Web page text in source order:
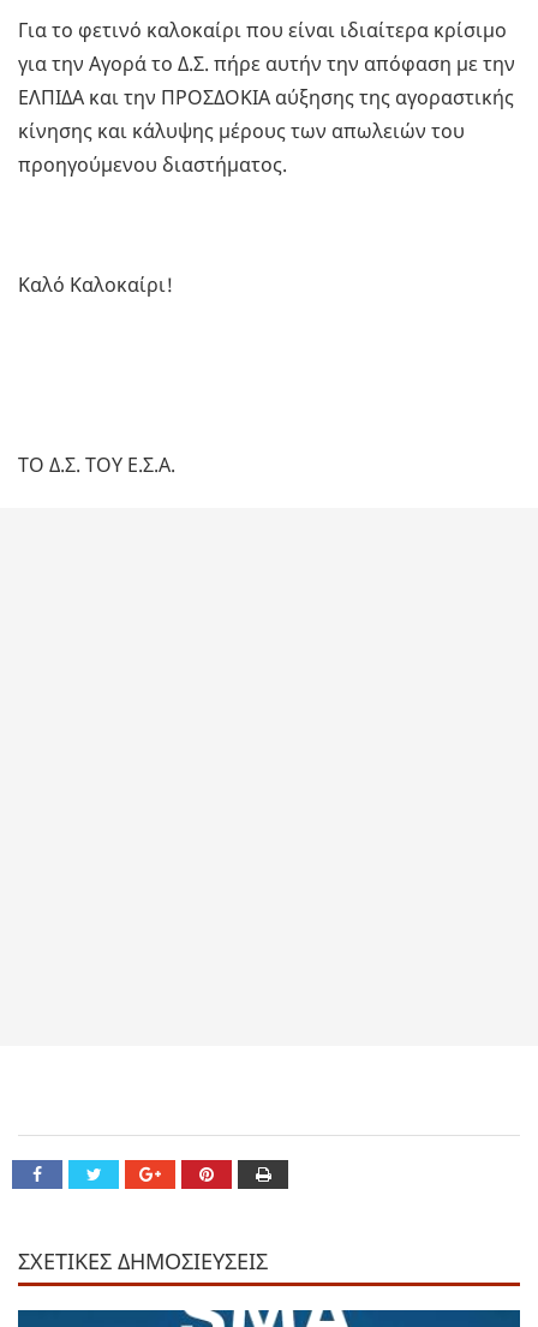
Για το φετινό καλοκαίρι που είναι ιδιαίτερα κρίσιμο
για την Αγορά το Δ.Σ. πήρε αυτήν την απόφαση με την
ΕΛΠΙΔΑ και την ΠΡΟΣΔΟΚΙΑ αύξησης της αγοραστικής
κίνησης και κάλυψης μέρους των απωλειών του
προηγούμενου διαστήματος.
Καλό Καλοκαίρι!
ΤΟ Δ.Σ. ΤΟΥ Ε.Σ.Α.
ΣΧΕΤΙΚΕΣ ΔΗΜΟΣΙΕΥΣΕΙΣ